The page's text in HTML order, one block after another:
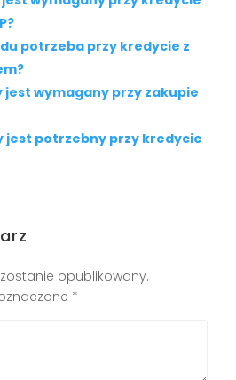
potrzeba przy kredycie z
jest wymagany przy zakupie
jest potrzebny przy kredycie
opublikowany.
*